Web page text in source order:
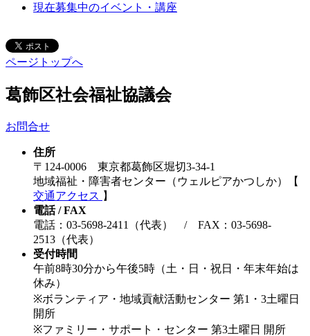
現在募集中のイベント・講座
ページトップへ
葛飾区社会福祉協議会
お問合せ
住所
〒124-0006 東京都葛飾区堀切3-34-1
地域福祉・障害者センター（ウェルピアかつしか）【
交通アクセス 】
電話 / FAX
電話：03-5698-2411（代表） / FAX：03-5698-
2513（代表）
受付時間
午前8時30分から午後5時（土・日・祝日・年末年始は
休み）
※ボランティア・地域貢献活動センター 第1・3土曜日
開所
※ファミリー・サポート・センター 第3土曜日 開所